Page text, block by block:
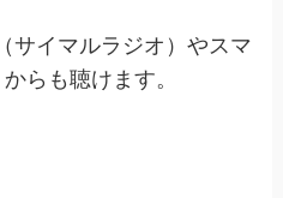
サイマルラジオ）やスマ
らも聴けます。